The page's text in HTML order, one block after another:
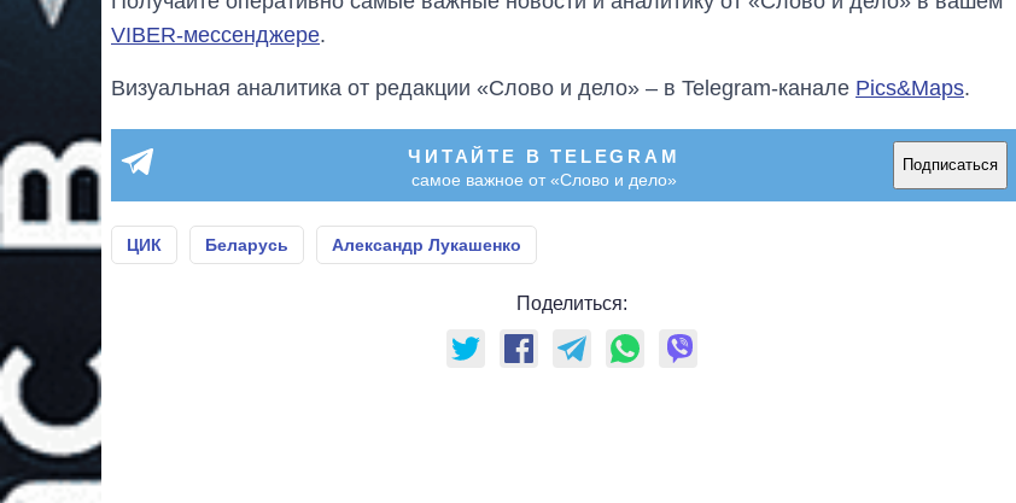
VIBER-мессенджере.
Визуальная аналитика от редакции «Слово и дело» – в Telegram-канале Pics&Maps.
ЧИТАЙТЕ В TELEGRAM
самое важное от «Слово и дело»
Подписаться
ЦИК Беларусь Александр Лукашенко
Поделиться: